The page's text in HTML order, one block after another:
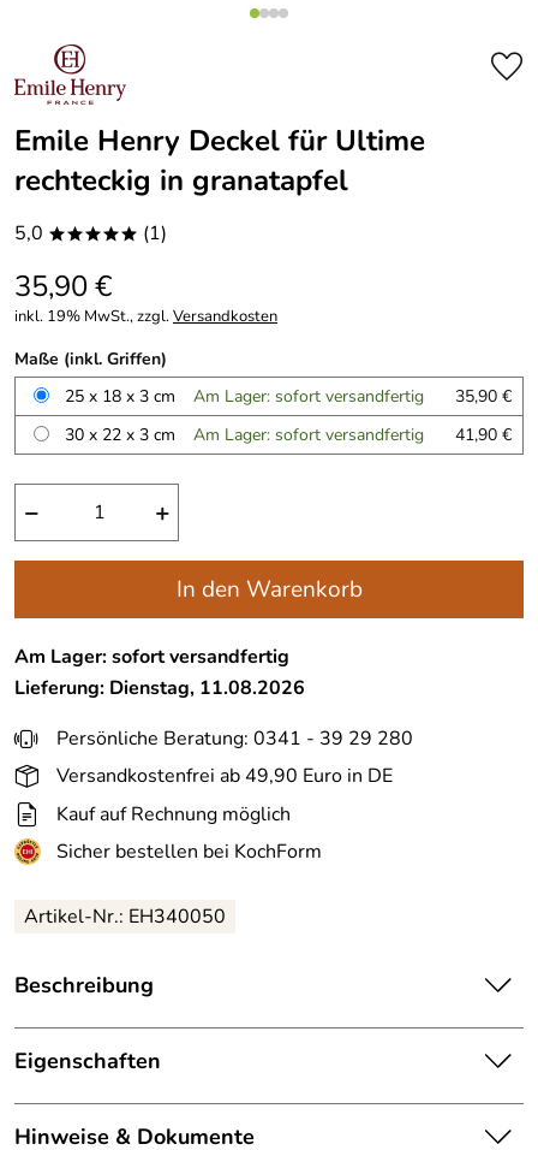
Emile Henry Deckel für Ultime
rechteckig in granatapfel
5,0 ***** (1)
35,90 €
inkl. 19% MwSt., zzgl.Versandkosten
Maße (inkl. Griffen)
25 x 18 x 3 cm
Am Lager: sofort versandfertig
35,90 €
30 x 22 x 3 cm
Am Lager: sofort versandfertig 41,90 €
− +
In den Warenkorb
Am Lager: sofort versandfertig
Lieferung: Dienstag, 11.08.2026
Persönliche Beratung: 0341 - 39 29 280
Versandkostenfrei ab 49,90 Euro in DE
Kauf auf Rechnung möglich
Sicher bestellen bei KochForm
Artikel-Nr.: EH340050
Beschreibung
Emile Henry Keramikdeckel für Ultime rechteckig in
granatapfel. Die Ultime ist für Gratins, Aufläufe und
Schokoladenkuchen.
Eigenschaften
Hinweise & Dokumente